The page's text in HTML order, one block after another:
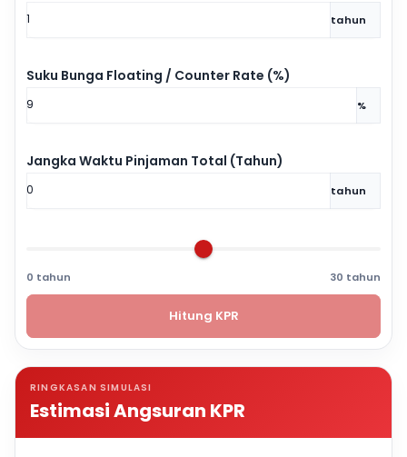
tahun
Suku Bunga Floating / Counter Rate (%)
%
Jangka Waktu Pinjaman Total (Tahun)
tahun
0 tahun 30 tahun
Hitung KPR
RINGKASAN SIMULASI
Estimasi Angsuran KPR